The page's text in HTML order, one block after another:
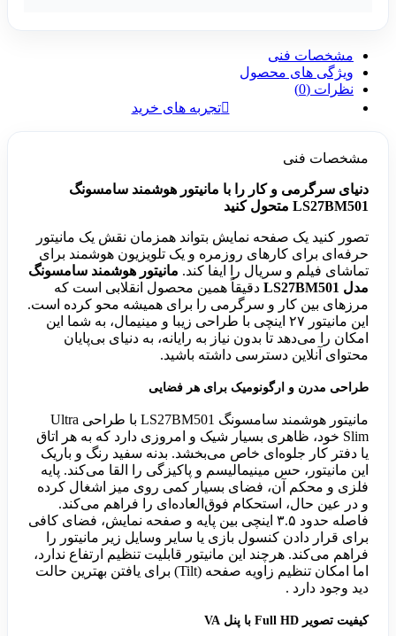
مشخصات فنی
ویژگی های محصول
نظرات (0)
تجربه های خرید
مشخصات فنی
دنیای سرگرمی و کار را با مانیتور هوشمند سامسونگ
LS27BM501 متحول کنید
تصور کنید یک صفحه نمایش بتواند همزمان نقش یک مانیتور
حرفه‌ای برای کارهای روزمره و یک تلویزیون هوشمند برای
تماشای فیلم و سریال را ایفا کند. مانیتور هوشمند سامسونگ
مدل LS27BM501
دقیقاً همین محصول انقلابی است که
مرزهای بین کار و سرگرمی را برای همیشه محو کرده است.
این مانیتور ۲۷ اینچی با طراحی زیبا و مینیمال، به شما این
امکان را می‌دهد تا بدون نیاز به رایانه، به دنیای بی‌پایان
محتوای آنلاین دسترسی داشته باشید.
طراحی مدرن و ارگونومیک برای هر فضایی
مانیتور هوشمند سامسونگ LS27BM501 با طراحی Ultra
Slim خود، ظاهری بسیار شیک و امروزی دارد که به هر اتاق
یا دفتر کار جلوه‌ای خاص می‌بخشد. بدنه سفید رنگ و باریک
این مانیتور، حس مینیمالیسم و پاکیزگی را القا می‌کند. پایه
فلزی و محکم آن، فضای بسیار کمی روی میز اشغال کرده
و در عین حال، استحکام فوق‌العاده‌ای را فراهم می‌کند.
فاصله حدود ۳.۵ اینچی بین پایه و صفحه نمایش، فضای کافی
برای قرار دادن کنسول بازی یا سایر وسایل زیر مانیتور را
فراهم می‌کند. هرچند این مانیتور قابلیت تنظیم ارتفاع ندارد،
اما امکان تنظیم زاویه صفحه (Tilt) برای یافتن بهترین حالت
دید وجود دارد .
کیفیت تصویر Full HD با پنل VA